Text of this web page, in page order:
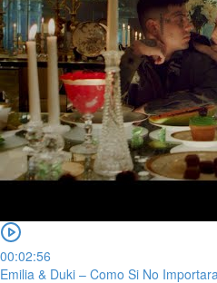
00:02:56
Emilia & Duki – Como Si No